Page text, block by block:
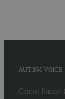
AUTISM VOICE
Codul fiscal: